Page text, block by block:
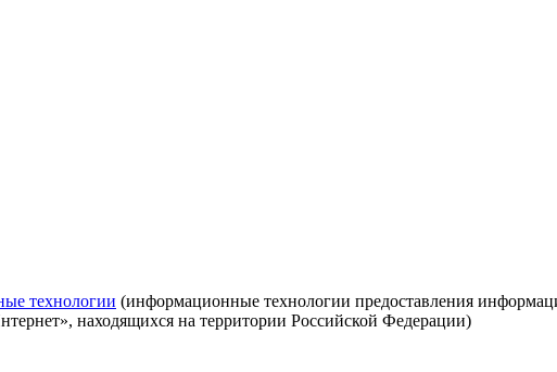
технологии (информационные технологии предоставления
находящихся на территории Российской Федерации)